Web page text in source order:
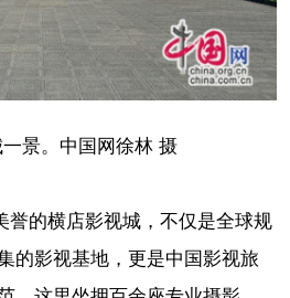
景。中国网徐林 摄
誉的横店影视城，不仅是全球规
的影视基地，更是中国影视旅